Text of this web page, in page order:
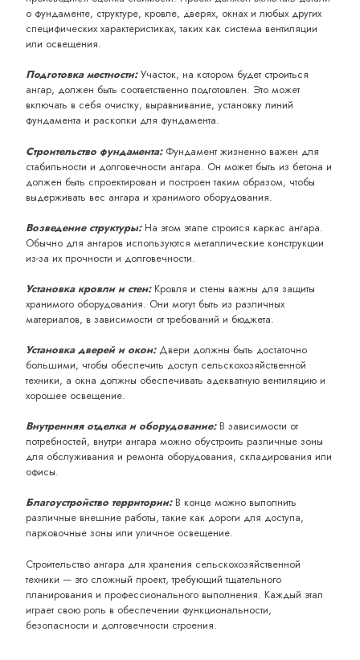
о фундаменте, структуре, кровле, дверях, окнах и любых других
специфических характеристиках, таких как система вентиляции
или освещения.
Подготовка местности:Участок, на котором будет строиться
ангар, должен быть соответственно подготовлен. Это может
включать в себя очистку, выравнивание, установку линий
фундамента и раскопки для фундамента.
Строительство фундамента:Фундамент жизненно важен для
стабильности и долговечности ангара. Он может быть из бетона и
должен быть спроектирован и построен таким образом, чтобы
выдерживать вес ангара и хранимого оборудования.
Возведение структуры:На этом этапе строится каркас ангара.
Обычно для ангаров используются металлические конструкции
из-за их прочности и долговечности.
Установка кровли и стен:Кровля и стены важны для защиты
хранимого оборудования. Они могут быть из различных
материалов, в зависимости от требований и бюджета.
Установка дверей и окон:Двери должны быть достаточно
большими, чтобы обеспечить доступ сельскохозяйственной
техники, а окна должны обеспечивать адекватную вентиляцию и
хорошее освещение.
Внутренняя отделка и оборудование:В зависимости от
потребностей, внутри ангара можно обустроить различные зоны
для обслуживания и ремонта оборудования, складирования или
офисы.
Благоустройство территории:В конце можно выполнить
различные внешние работы, такие как дороги для доступа,
парковочные зоны или уличное освещение.
Строительство ангара для хранения сельскохозяйственной
техники — это сложный проект, требующий тщательного
планирования и профессионального выполнения. Каждый этап
играет свою роль в обеспечении функциональности,
безопасности и долговечности строения.